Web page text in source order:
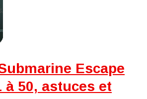
Escape
à 50, astuces et